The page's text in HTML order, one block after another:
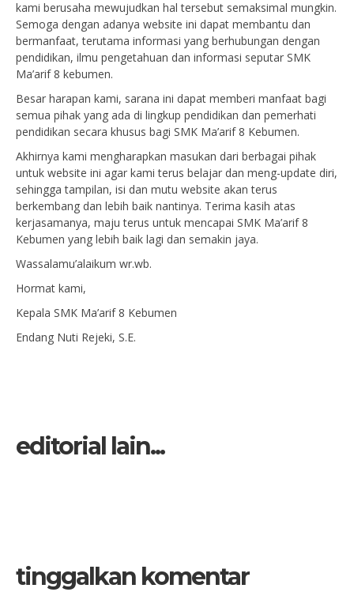
kami berusaha mewujudkan hal tersebut semaksimal mungkin.
Semoga dengan adanya website ini dapat membantu dan
bermanfaat, terutama informasi yang berhubungan dengan
pendidikan, ilmu pengetahuan dan informasi seputar SMK
Ma’arif 8 kebumen.
Besar harapan kami, sarana ini dapat memberi manfaat bagi
semua pihak yang ada di lingkup pendidikan dan pemerhati
pendidikan secara khusus bagi SMK Ma’arif 8 Kebumen.
Akhirnya kami mengharapkan masukan dari berbagai pihak
untuk website ini agar kami terus belajar dan meng-update diri,
sehingga tampilan, isi dan mutu website akan terus
berkembang dan lebih baik nantinya. Terima kasih atas
kerjasamanya, maju terus untuk mencapai SMK Ma’arif 8
Kebumen yang lebih baik lagi dan semakin jaya.
Wassalamu’alaikum wr.wb.
Hormat kami,
Kepala SMK Ma’arif 8 Kebumen
Endang Nuti Rejeki, S.E.
editorial lain...
tinggalkan komentar